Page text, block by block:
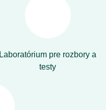
Laboratórium pre rozbory a
testy